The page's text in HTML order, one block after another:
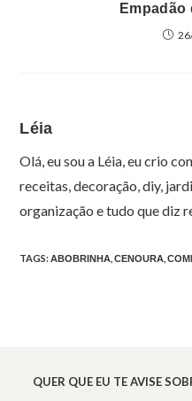
Empadão
Léia
Olá, eu sou a Léia, eu crio
receitas, decoração, diy,
organização e tudo que diz
TAGS:ABOBRINHA CENOURA
QUER QUE EU TE AVISE